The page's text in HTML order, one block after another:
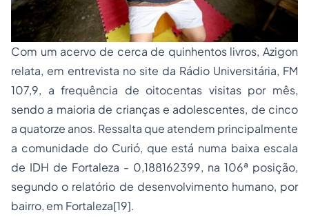
Com um acervo de cerca de quinhentos livros, Azigon
relata, em entrevista no site da Rádio Universitária, FM
107,9, a frequência de oitocentas visitas por mês,
sendo a maioria de crianças e adolescentes, de cinco
a quatorze anos. Ressalta que atendem principalmente
a comunidade do Curió, que está numa baixa escala
de IDH de Fortaleza - 0,188162399, na 106ª posição,
segundo o relatório de desenvolvimento humano, por
bairro, em Fortaleza[19].